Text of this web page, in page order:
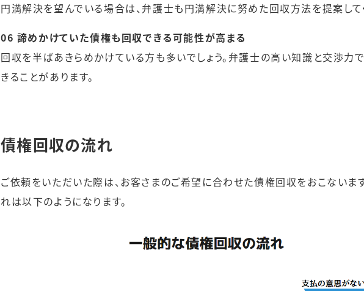
円満解決を望んでいる場合は、弁護士も円満解決に努めた回収方法を提案して
06 諦めかけていた債権も回収できる可能性が高まる
回収を半ばあきらめかけている方も多いでしょう。弁護士の高い知識と交渉力
きることがあります。
債権回収の流れ
ご依頼をいただいた際は、お客さまのご希望に合わせた債権回収をおこないま
れは以下のようになります。